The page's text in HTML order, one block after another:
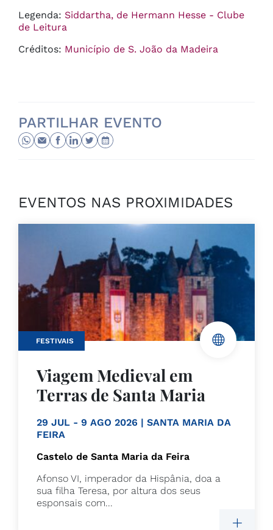
Legenda: Siddartha, de Hermann Hesse - Clube
de Leitura
Créditos: Município de S. João da Madeira
PARTILHAR EVENTO
EVENTOS NAS PROXIMIDADES
FESTIVAIS
Viagem Medieval em
Terras de Santa Maria
29 JUL - 9 AGO 2026 | SANTA MARIA DA
FEIRA
Castelo de Santa Maria da Feira
Afonso VI, imperador da Hispânia, doa a
sua filha Teresa, por altura dos seus
esponsais com...